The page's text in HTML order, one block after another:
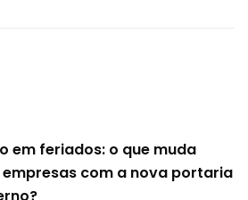
em feriados: o que muda
com a nova portaria